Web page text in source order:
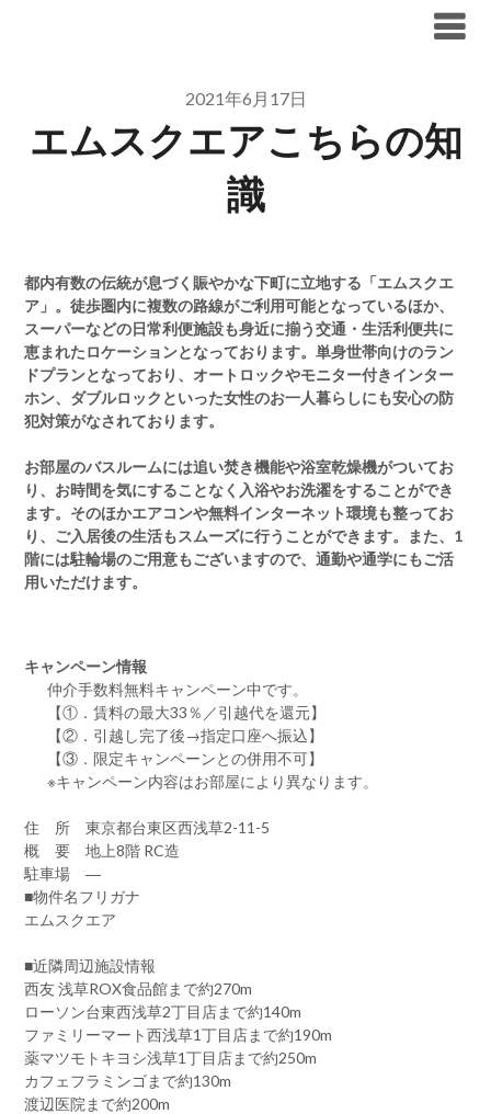
2021年6月17日
エムスクエアこちらの知
識
都内有数の伝統が息づく賑やかな下町に立地する「エムスクエ
ア」。徒歩圏内に複数の路線がご利用可能となっているほか、
スーパーなどの日常利便施設も身近に揃う交通・生活利便共に
恵まれたロケーションとなっております。単身世帯向けのラン
ドプランとなっており、オートロックやモニター付きインター
ホン、ダブルロックといった女性のお一人暮らしにも安心の防
犯対策がなされております。
お部屋のバスルームには追い焚き機能や浴室乾燥機がついてお
り、お時間を気にすることなく入浴やお洗濯をすることができ
ます。そのほかエアコンや無料インターネット環境も整ってお
り、ご入居後の生活もスムーズに行うことができます。また、1
階には駐輪場のご用意もございますので、通勤や通学にもご活
用いただけます。
キャンペーン情報
仲介手数料無料キャンペーン中です。
【①．賃料の最大33％／引越代を還元】
【②．引越し完了後→指定口座へ振込】
【③．限定キャンペーンとの併用不可】
※キャンペーン内容はお部屋により異なります。
住 所 東京都台東区西浅草2-11-5
概 要 地上8階 RC造
駐車場 ―
■物件名フリガナ
エムスクエア
■近隣周辺施設情報
西友 浅草ROX食品館まで約270m
ローソン台東西浅草2丁目店まで約140m
ファミリーマート西浅草1丁目店まで約190m
薬マツモトキヨシ浅草1丁目店まで約250m
カフェフラミンゴまで約130m
渡辺医院まで約200m